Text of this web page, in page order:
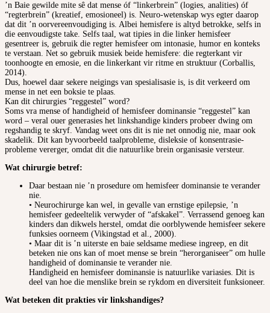
’n Baie gewilde mite sê dat mense óf “linkerbrein” (logies, analities) óf
“regterbrein” (kreatief, emosioneel) is. Neuro-wetenskap wys egter daarop
dat dit ’n oorvereenvoudiging is. Albei hemisfere is altyd betrokke, selfs in
die eenvoudigste take. Selfs taal, wat tipies in die linker hemisfeer
gesentreer is, gebruik die regter hemisfeer om intonasie, humor en konteks
te verstaan. Net so gebruik musiek beide hemisfere: die regterkant vir
toonhoogte en emosie, en die linkerkant vir ritme en struktuur (Corballis,
2014).
Dus, hoewel daar sekere neigings van spesialisasie is, is dit verkeerd om
mense in net een boksie te plaas.
Kan dit chirurgies “reggestel” word?
Soms vra mense of handigheid of hemisfeer dominansie “reggestel” kan
word – veral ouer generasies het linkshandige kinders probeer dwing om
regshandig te skryf. Vandag weet ons dit is nie net onnodig nie, maar ook
skadelik. Dit kan byvoorbeeld taalprobleme, disleksie of konsentrasie-
probleme vererger, omdat dit die natuurlike brein organisasie versteur.
Wat chirurgie betref:
Daar bestaan nie ’n prosedure om hemisfeer dominansie te verander
nie.
• Neurochirurge kan wel, in gevalle van ernstige epilepsie, ’n
hemisfeer gedeeltelik verwyder of “afskakel”. Verrassend genoeg kan
kinders dan dikwels herstel, omdat die oorblywende hemisfeer sekere
funksies oorneem (Vikingstad et al., 2000).
• Maar dit is ’n uiterste en baie seldsame mediese ingreep, en dit
beteken nie ons kan of moet mense se brein “herorganiseer” om hulle
handigheid of dominansie te verander nie.
Handigheid en hemisfeer dominansie is natuurlike variasies. Dit is
deel van hoe die menslike brein se rykdom en diversiteit funksioneer.
Wat beteken dit prakties vir linkshandiges?